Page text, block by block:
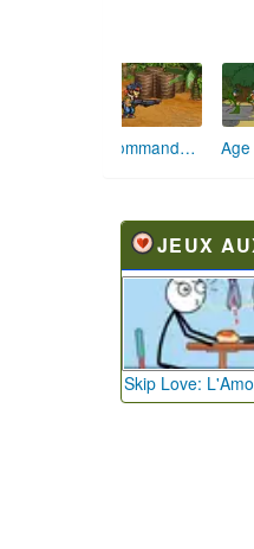
Dynamite Train
JEUX
Skip Love: